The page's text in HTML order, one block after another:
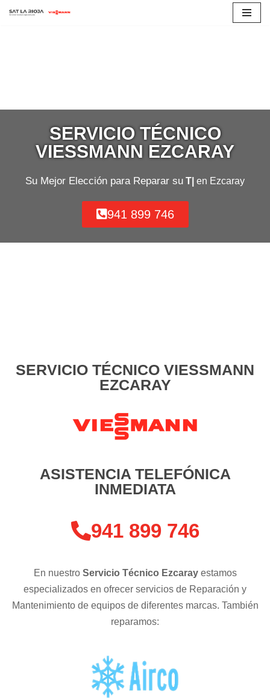
SERVICIO TÉCNICO
VIESSMANN EZCARAY
en Ezcaray
941 899 746
SERVICIO TÉCNICO VIESSMANN
EZCARAY
ASISTENCIA TELEFÓNICA
INMEDIATA
941 899 746
En nuestro Servicio Técnico Ezcaray estamos
especializados en ofrecer servicios de Reparación y
Mantenimiento de equipos de diferentes marcas. También
reparamos: